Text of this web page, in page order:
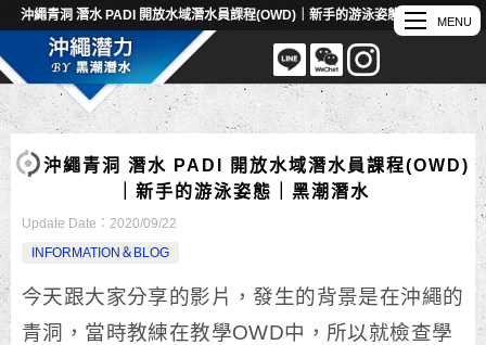
沖繩青洞 潛水 PADI 開放水域潛水員課程(OWD)｜新手的游泳姿態｜黑潮潛水
沖繩青洞 潛水 PADI 開放水域潛水員課程(OWD)
｜新手的游泳姿態｜黑潮潛水
Update Date： 2020/09/22
INFORMATION＆BLOG
今天跟大家分享的影片，發生的背景是在沖繩的
青洞，當時教練在教學OWD中，所以就檢查學